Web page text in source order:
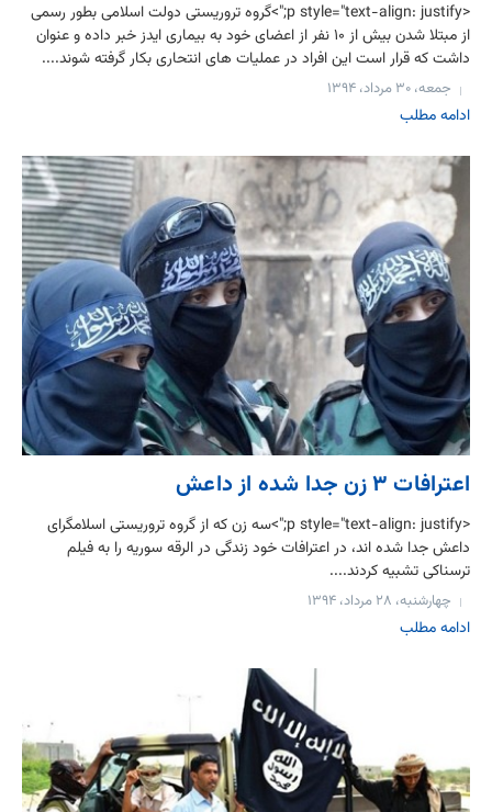
<p style="text-align: justify;">گروه تروریستی دولت اسلامی بطور رسمی
از مبتلا شدن بیش از ۱۰ نفر از اعضای خود به بیماری ایدز خبر داده و عنوان
داشت که قرار است این افراد در عملیات های انتحاری بکار گرفته شوند....
جمعه، ۳۰ مرداد، ۱۳۹۴
ادامه مطلب
اعترافات ۳ زن جدا شده از داعش
<p style="text-align: justify;">سه زن که از گروه تروریستی اسلامگرای
داعش جدا شده اند، در اعترافات خود زندگی در الرقه سوریه را به فیلم
ترسناکی تشبیه کردند....
چهارشنبه، ۲۸ مرداد، ۱۳۹۴
ادامه مطلب